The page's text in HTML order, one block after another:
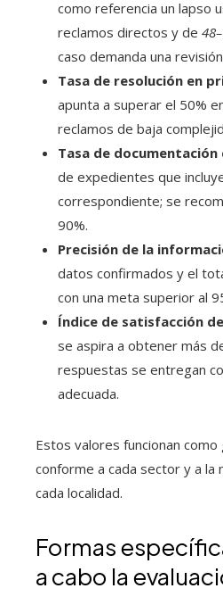
como referencia un lapso
reclamos directos y de
caso demanda una
Tasa de resolución en
apunta a superar el 50%
reclamos de baja
Tasa de
de expedientes que
correspondiente; se
90%.
Precisión de la
datos confirmados y el
con una meta superior al
Índice de satisfacción
se aspira a obtener más
respuestas se entregan
adecuada.
Estos valores funcionan
conforme a cada sector y a la
cada localidad.
Formas
a cabo la